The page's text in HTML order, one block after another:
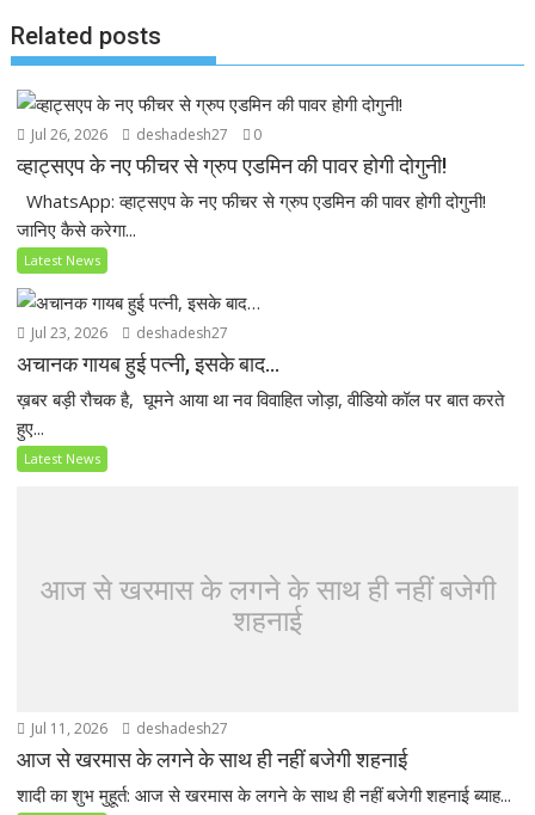
Related posts
Jul 26, 2026 deshadesh27 0
व्हाट्सएप के नए फीचर से ग्रुप एडमिन की पावर होगी दोगुनी!
WhatsApp: व्हाट्सएप के नए फीचर से ग्रुप एडमिन की पावर होगी दोगुनी!
जानिए कैसे करेगा...
Latest News
Jul 23, 2026 deshadesh27
अचानक गायब हुई पत्नी, इसके बाद…
ख़बर बड़ी रौचक है, घूमने आया था नव विवाहित जोड़ा, वीडियो कॉल पर बात करते
हुए...
Latest News
आज से खरमास के लगने के साथ ही नहीं बजेगी
शहनाई
Jul 11, 2026 deshadesh27
आज से खरमास के लगने के साथ ही नहीं बजेगी शहनाई
शादी का शुभ मुहूर्त: आज से खरमास के लगने के साथ ही नहीं बजेगी शहनाई ब्याह...